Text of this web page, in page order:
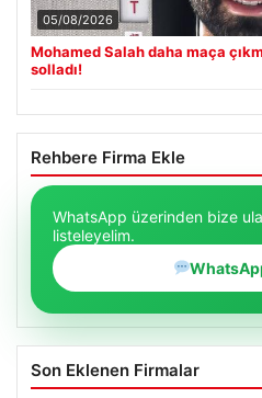
05/08/2026
Mohamed Salah daha maça
solladı!
Rehbere Firma Ekle
WhatsApp üzerinden bize
listeleyelim.
Son Eklenen Firmalar